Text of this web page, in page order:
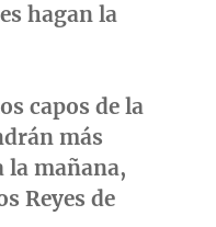
hagan la
capos de la
más
la mañana,
Reyes de